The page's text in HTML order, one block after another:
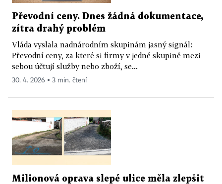
Převodní ceny. Dnes žádná dokumentace,
zítra drahý problém
Vláda vyslala nadnárodním skupinám jasný signál:
Převodní ceny, za které si firmy v jedné skupině mezi
sebou účtují služby nebo zboží, se...
30. 4. 2026 ▪ 3 min. čtení
Milionová oprava slepé ulice měla zlepšit